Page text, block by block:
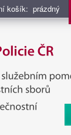
košík: prázdný
služba, BIS,